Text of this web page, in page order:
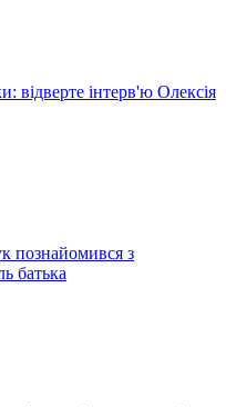
відверте інтерв'ю Олексія
познайомився з
батька